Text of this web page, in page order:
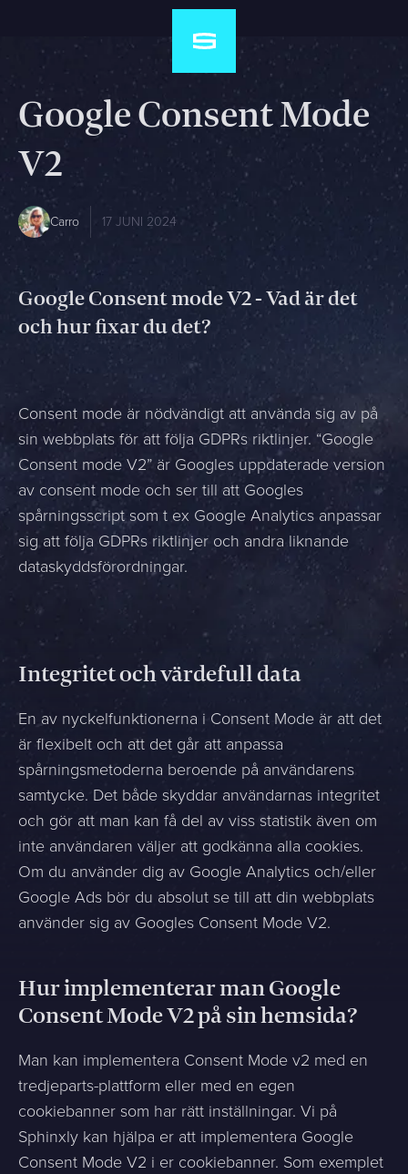
Google Consent Mode
V2
Carro 17 JUNI 2024
Google Consent mode V2 - Vad är det
och hur fixar du det?
Consent mode är nödvändigt att använda sig av på
sin webbplats för att följa GDPRs riktlinjer. “Google
Consent mode V2” är Googles uppdaterade version
av consent mode och ser till att Googles
spårningsscript som t ex Google Analytics anpassar
sig att följa GDPRs riktlinjer och andra liknande
dataskyddsförordningar.
Integritet och värdefull data
En av nyckelfunktionerna i Consent Mode är att det
är flexibelt och att det går att anpassa
spårningsmetoderna beroende på användarens
samtycke. Det både skyddar användarnas integritet
och gör att man kan få del av viss statistik även om
inte användaren väljer att godkänna alla cookies.
Om du använder dig av Google Analytics och/eller
Google Ads bör du absolut se till att din webbplats
använder sig av Googles Consent Mode V2.
Hur implementerar man Google
Consent Mode V2 på sin hemsida?
Man kan implementera Consent Mode v2 med en
tredjeparts-plattform eller med en egen
cookiebanner som har rätt inställningar. Vi på
Sphinxly kan hjälpa er att implementera Google
Consent Mode V2 i er cookiebanner. Som exemplet